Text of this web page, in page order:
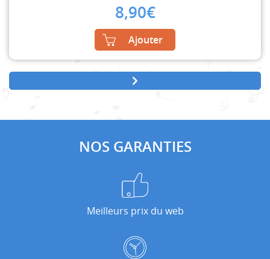
8,90€
Ajouter
NOS GARANTIES
Meilleurs prix du web